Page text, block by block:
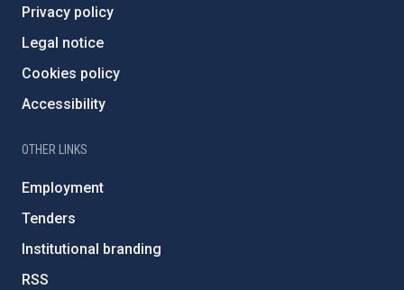
Privacy policy
Legal notice
Cookies policy
Accessibility
OTHER LINKS
Employment
Tenders
Institutional branding
RSS